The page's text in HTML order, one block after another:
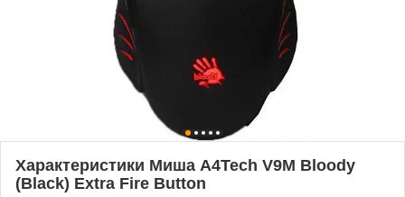
Характеристики Миша A4Tech V9M Bloody
(Black) Extra Fire Button